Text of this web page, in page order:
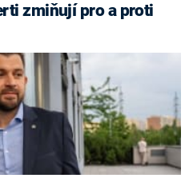
zmiňují pro a proti